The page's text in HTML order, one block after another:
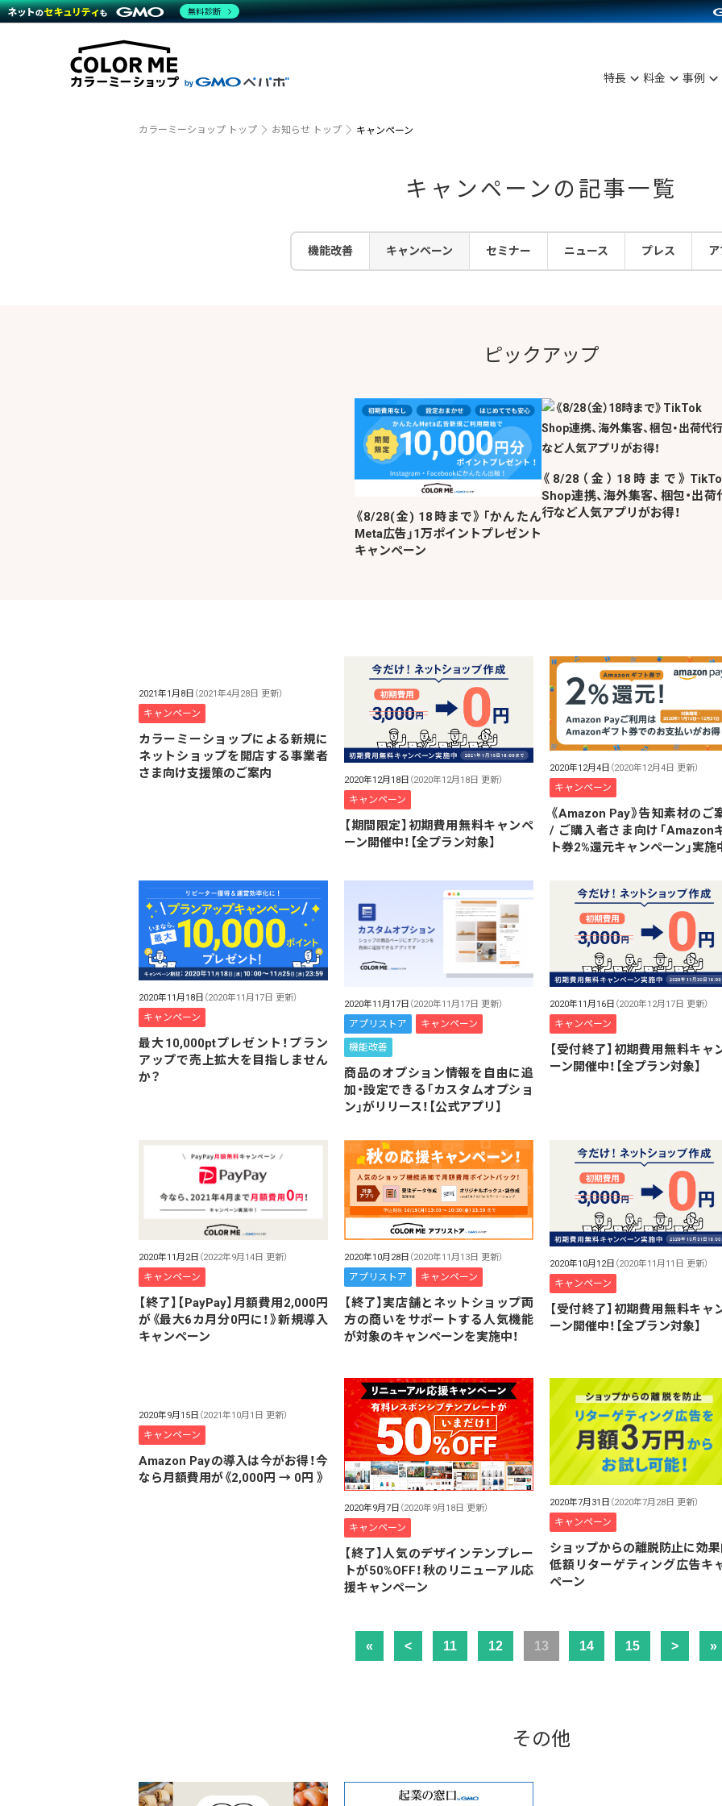
特長 料金 事例
商材一覧を見る
機能一覧を見る
越境EC（海外販売）
売上につながる集客
顧客ロイヤリティを向上
複数店舗との連携
雑貨販売
料金
プラン・料金一覧を見る
料金シミュレーション
事例
運営サポート
サポート一覧を見る
開発・API連携代行
カラーミーショップ トップ お知らせ トップ キャンペーン
キャンペーンの記事一覧
機能改善 キャンペーン セミナー ニュース プレス
ピックアップ
《8/28(金) 18時まで》「かんたん
Meta広告」1万ポイントプレゼント
キャンペーン
《8/28（金）18時まで》
Shop連携、海外集客、梱包・出荷
行など人気アプリがお得！
2021年1月8日 （2021年4月28日 更新）
キャンペーン
カラーミーショップによる新規に
ネットショップを開店する事業者
さま向け支援策のご案内
2020年12月18日 （2020年12月18日 更新）
キャンペーン
【期間限定】初期費用無料キャンペ
ーン開催中！【全プラン対象】
2020年12月4日 （2020年12月4日 更新）
キャンペーン
《Amazon Pay》告知素材のご
/ ご購入者さま向け「Amazon
ト券2%還元キャンペーン」実施
2020年11月18日 （2020年11月17日 更新）
キャンペーン
最大10,000ptプレゼント！プラン
アップで売上拡大を目指しません
か？
2020年11月17日 （2020年11月17日 更新）
アプリストア キャンペーン
機能改善
商品のオプション情報を自由に追
加・設定できる「カスタムオプショ
ン」がリリース！【公式アプリ】
2020年11月16日 （2020年12月17日 更新）
キャンペーン
【受付終了】初期費用無料キャ
ーン開催中！【全プラン対象】
2020年11月2日 （2022年9月14日 更新）
キャンペーン
【終了】【PayPay】月額費用2,000円
が《最大6カ月分0円に！》新規導入
キャンペーン
2020年10月28日 （2020年11月13日 更新）
アプリストア キャンペーン
【終了】実店舗とネットショップ両
方の商いをサポートする人気機能
が対象のキャンペーンを実施中！
2020年10月12日 （2020年11月11日 更新）
キャンペーン
【受付終了】初期費用無料キャ
ーン開催中！【全プラン対象】
2020年9月15日 （2021年10月1日 更新）
キャンペーン
Amazon Payの導入は今がお得！今
なら月額費用が《2,000円 → 0円 》
2020年9月7日 （2020年9月18日 更新）
キャンペーン
【終了】人気のデザインテンプレー
トが50%OFF！秋のリニューアル応
援キャンペーン
2020年7月31日 （2020年7月28日 更新）
キャンペーン
ショップからの離脱防止に効果
低額リターゲティング広告キ
ペーン
« < 11 12 13 14 15 > »
その他
無料診断